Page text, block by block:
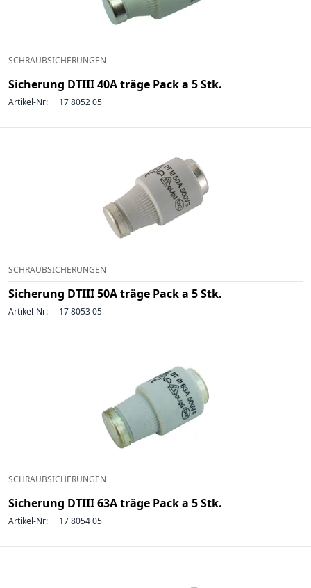
SCHRAUBSICHERUNGEN
Sicherung DTIII 40A träge Pack a 5 Stk.
Artikel-Nr: 17 8052 05
SCHRAUBSICHERUNGEN
Sicherung DTIII 50A träge Pack a 5 Stk.
Artikel-Nr: 17 8053 05
SCHRAUBSICHERUNGEN
Sicherung DTIII 63A träge Pack a 5 Stk.
Artikel-Nr: 17 8054 05